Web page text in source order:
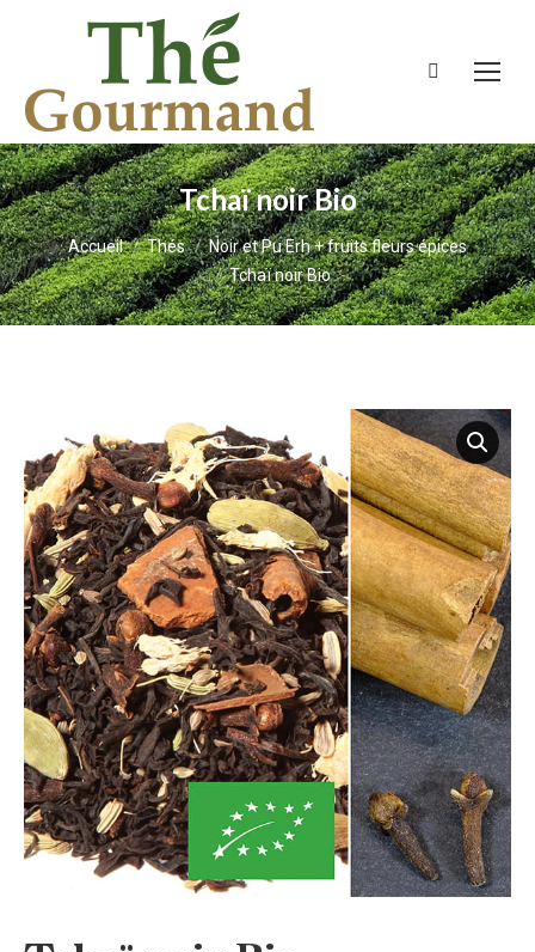
Recherche
Tchaï noir Bio
Vous êtes ici :
Accueil Thés
Noir et Pu Erh + fruits fleurs épices
Tchaï noir Bio